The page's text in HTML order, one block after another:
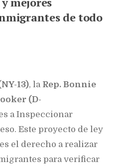
de todo
13), la Rep. Bonnie
(D-
a Inspeccionar
Este proyecto de ley
el derecho a realizar
para verificar